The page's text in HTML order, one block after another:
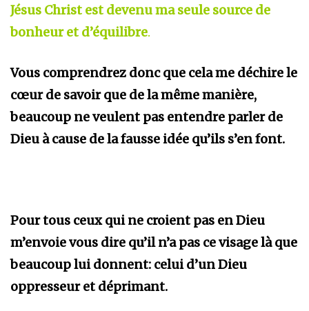
Jésus Christ est devenu ma seule source de
bonheur et d’équilibre.
Vous comprendrez donc que cela me déchire le
cœur de savoir que de la même manière,
beaucoup ne veulent pas entendre parler de
Dieu à cause de la fausse idée qu’ils s’en font.
Pour tous ceux qui ne croient pas en Dieu
m’envoie vous dire qu’il n’a pas ce visage là que
beaucoup lui donnent: celui d’un Dieu
oppresseur et déprimant.